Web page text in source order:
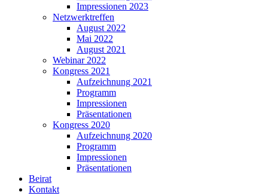
Impressionen 2023
Netzwerktreffen
August 2022
Mai 2022
August 2021
Webinar 2022
Kongress 2021
Aufzeichnung 2021
Programm
Impressionen
Präsentationen
Kongress 2020
Aufzeichnung 2020
Programm
Impressionen
Präsentationen
Beirat
Kontakt